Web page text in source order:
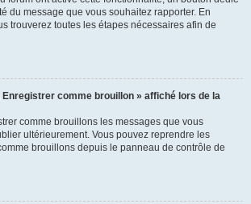
du message que vous souhaitez rapporter. En
trouverez toutes les étapes nécessaires afin de
comme brouillon » affiché lors de la
comme brouillons les messages que vous
ultérieurement. Vous pouvez reprendre les
brouillons depuis le panneau de contrôle de